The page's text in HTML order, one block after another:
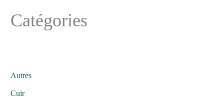
Catégories
Autres
Cuir